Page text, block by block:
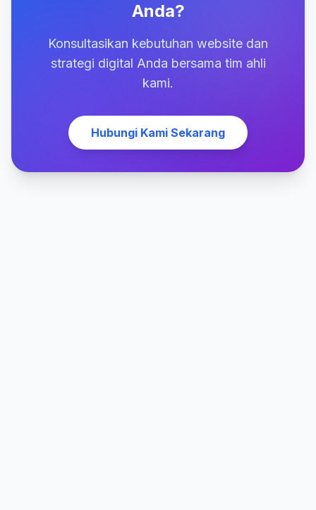
Anda?
Konsultasikan kebutuhan website dan
strategi digital Anda bersama tim ahli
kami.
Hubungi Kami Sekarang